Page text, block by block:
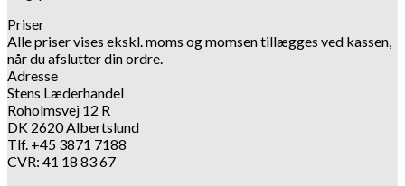
Priser
Alle priser vises ekskl. moms og momsen tillægges ved kassen,
når du afslutter din ordre.
Adresse
Stens Læderhandel
Roholmsvej 12 R
DK 2620 Albertslund
Tlf. +45 3871 7188
CVR: 41 18 83 67